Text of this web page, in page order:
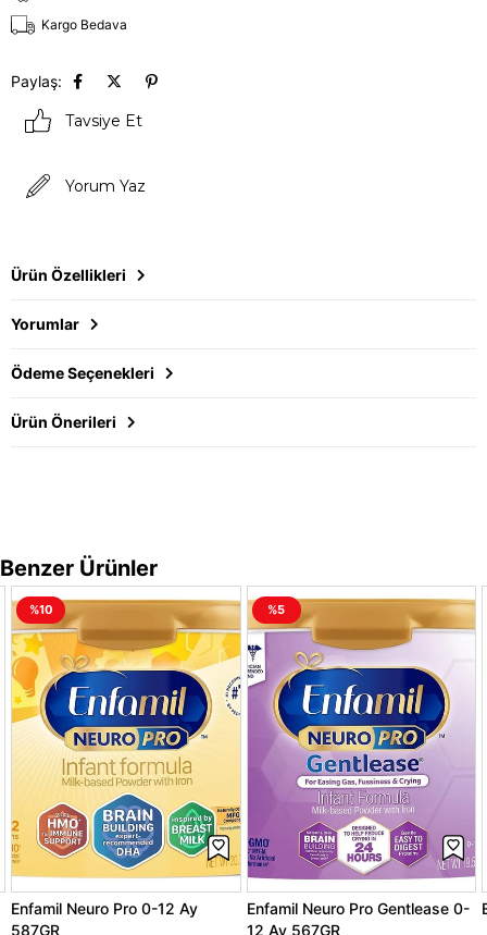
Kargo Bedava
Paylaş:
Tavsiye Et
Yorum Yaz
Ürün Özellikleri
Yorumlar
Ödeme Seçenekleri
Ürün Önerileri
Benzer Ürünler
Enfamil Neuro Pro 0-12 Ay
587GR
%10
Enfamil Neuro Pro Gentlease 0-
12 Ay 567GR
%5